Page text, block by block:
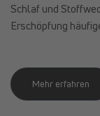
Schlaf und
Erschöpfung
Mehr erfahren